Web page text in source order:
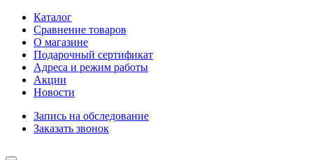
Каталог
Сравнение товаров
О магазине
Подарочный сертификат
Адреса и режим работы
Акции
Новости
Запись на обследование
Заказать звонок